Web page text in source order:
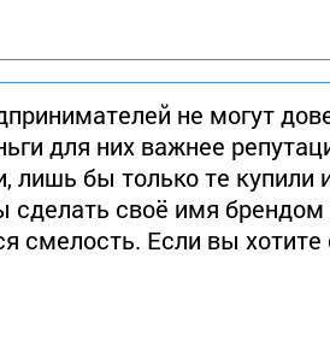
не могут
для них важнее
бы только те купили
сделать своё имя брендом
смелость. Если вы хотите